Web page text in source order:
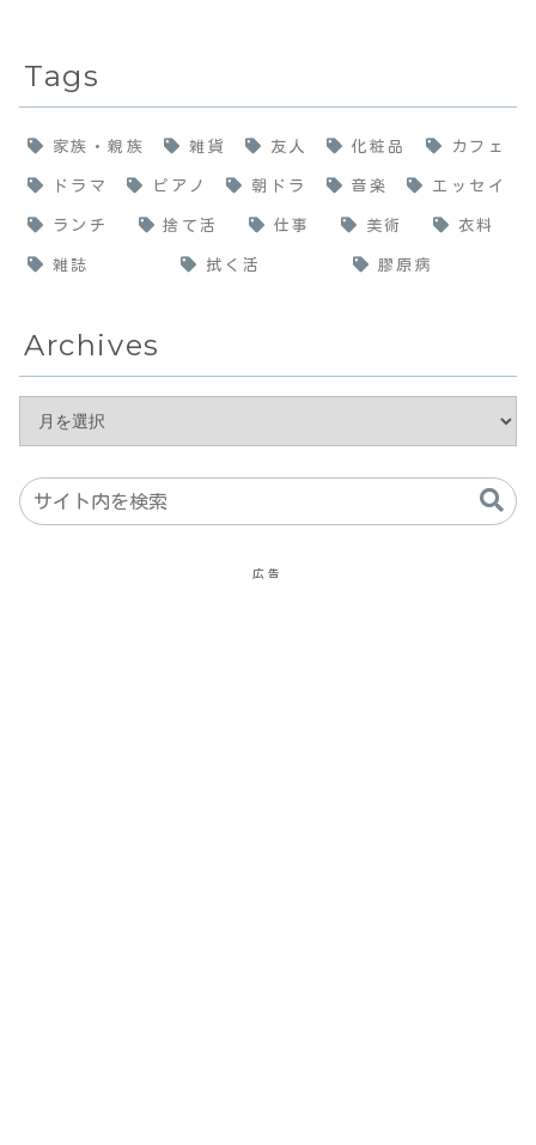
Tags
家族・親族 雑貨 友人 化粧品 カフェ
ドラマ ピアノ 朝ドラ 音楽 エッセイ
ランチ 捨て活 仕事 美術 衣料
雑誌 拭く活 膠原病
Archives
広告